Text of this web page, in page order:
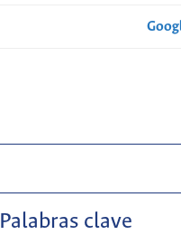
Palabras clave